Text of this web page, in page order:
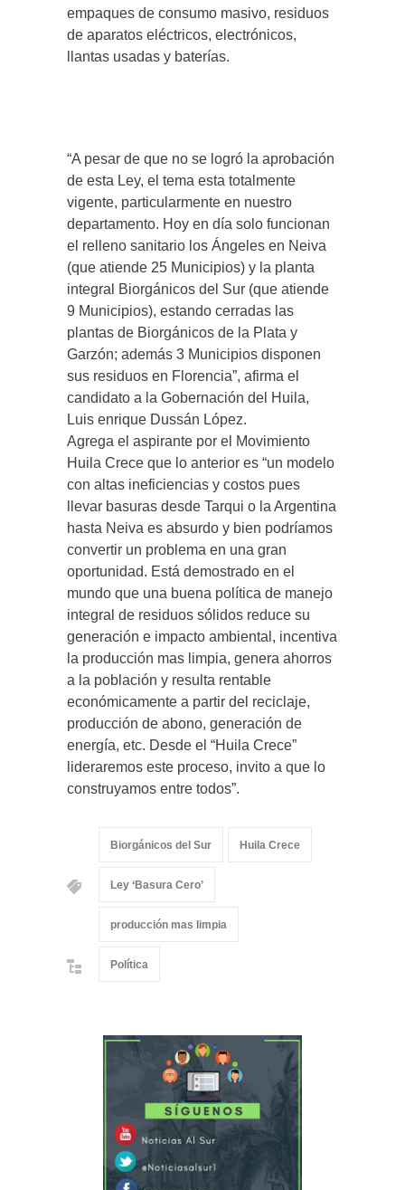
empaques de consumo masivo, residuos
de aparatos eléctricos, electrónicos,
llantas usadas y baterías.
“A pesar de que no se logró la aprobación
de esta Ley, el tema esta totalmente
vigente, particularmente en nuestro
departamento. Hoy en día solo funcionan
el relleno sanitario los Ángeles en Neiva
(que atiende 25 Municipios) y la planta
integral Biorgánicos del Sur (que atiende
9 Municipios), estando cerradas las
plantas de Biorgánicos de la Plata y
Garzón; además 3 Municipios disponen
sus residuos en Florencia”, afirma el
candidato a la Gobernación del Huila,
Luis enrique Dussán López.
Agrega el aspirante por el Movimiento
Huila Crece que lo anterior es “un modelo
con altas ineficiencias y costos pues
llevar basuras desde Tarqui o la Argentina
hasta Neiva es absurdo y bien podríamos
convertir un problema en una gran
oportunidad. Está demostrado en el
mundo que una buena política de manejo
integral de residuos sólidos reduce su
generación e impacto ambiental, incentiva
la producción mas limpia, genera ahorros
a la población y resulta rentable
económicamente a partir del reciclaje,
producción de abono, generación de
energía, etc. Desde el “Huila Crece”
lideraremos este proceso, invito a que lo
construyamos entre todos”.
Biorgánicos del Sur Huila Crece
Ley ‘Basura Cero’
producción mas limpia
Política